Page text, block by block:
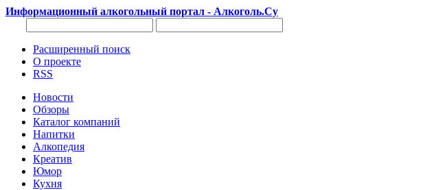
Информационный алкогольный портал - Алкоголь.Су
Расширенный поиск
О проекте
RSS
Новости
Обзоры
Каталог компаний
Напитки
Алкопедия
Креатив
Юмор
Кухня